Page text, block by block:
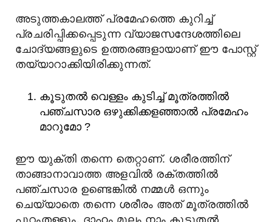
അടുത്തകാലത്ത് പ്രമേഹത്തെ കുറിച്ച്
പ്രചരിപ്പിക്കപ്പെടുന്ന വ്യാജസന്ദേശത്തിലെ
ചോദ്യങ്ങളുടെ ഉത്തരങ്ങളായാണ് ഈ പോസ്റ്റ്
തയ്യാറാക്കിയിരിക്കുന്നത്.
കൂടുതല്‍ വെള്ളം കുടിച്ച് മൂത്രത്തില്‍
പഞ്ചസാര ഒഴുക്കിക്കളഞ്ഞാല്‍ പ്രമേഹം
മാറുമോ ?
ഈ യുക്തി തന്നെ തെറ്റാണ്. ശരീരത്തിന്
താങ്ങാനാവാത്ത അളവിൽ രക്തത്തിൽ
പഞ്ചസാര ഉണ്ടെങ്കിൽ നമ്മൾ ഒന്നും
ചെയ്യാതെ തന്നെ ശരീരം അത് മൂത്രത്തിൽ
പുറംതള്ളും. ദാഹം മൂലം നാം കൂടുതൽ